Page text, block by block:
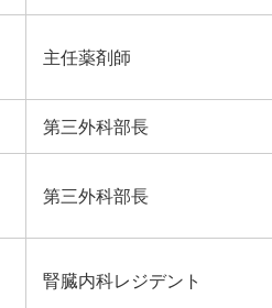
主任薬剤師
第三外科部長
第三外科部長
腎臓内科レジデント